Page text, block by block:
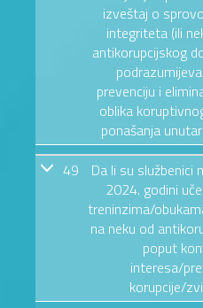
izveštaj o
integriteta (ili
antikorupcijskog
prevenciju i
oblika
ponašanja
49
Da li su službenici
2024. godini
treninzima/
na neku od
poput
interesa/
korupcije/